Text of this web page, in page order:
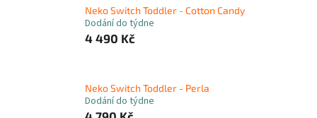
Neko Switch Toddler - Cotton Candy
Dodání do týdne
4 490 Kč
Neko Switch Toddler - Perla
Dodání do týdne